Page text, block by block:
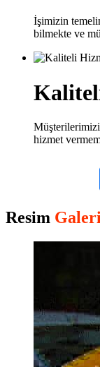
İşimizin
bilmekte ve
hizmet
Resim